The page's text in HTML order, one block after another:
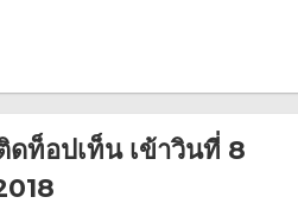
ท็อปเท็น เข้าวินที่ 8